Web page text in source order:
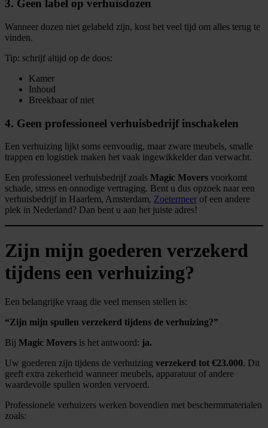
3. Geen label op verhuisdozen
Wanneer dozen niet gelabeld zijn, kost het veel tijd om alles terug te
vinden.
Tip: schrijf altijd op de doos:
Kamer
Inhoud
Breekbaar of niet
4. Geen professioneel verhuisbedrijf inschakelen
Een verhuizing lijkt soms eenvoudig, maar zware meubels, smalle
trappen en logistiek maken het vaak ingewikkelder dan verwacht.
Een professioneel verhuisbedrijf zoals Magic Movers voorkomt
schade, stress en onnodige vertraging. Bent u dus opzoek naar een
verhuisbedrijf in Haarlem, Amsterdam, Zoetermeer of een andere
plek in Nederland? Dan bent u aan het juiste adres!
Zijn mijn goederen verzekerd
tijdens een verhuizing?
Een belangrijke vraag die veel mensen stellen is:
“Zijn mijn spullen verzekerd tijdens de verhuizing?”
Bij Magic Movers is het antwoord: ja.
Uw goederen zijn tijdens de verhuizing verzekerd tot €23.000. Dit
geeft extra zekerheid wanneer meubels, apparatuur of andere
waardevolle spullen worden vervoerd.
Professionele verhuizers werken bovendien met beschermmaterialen
zoals: